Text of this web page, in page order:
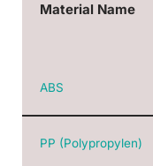
Material Name
ABS
PP (Polypropylen)